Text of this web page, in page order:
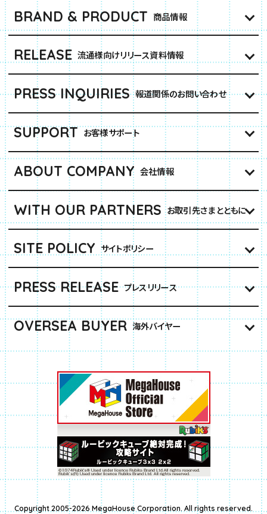
BRAND & PRODUCT 商品情報
RELEASE 流通様向けリリース資料情報
PRESS INQUIRIES 報道関係のお問い合わせ
SUPPORT お客様サポート
ABOUT COMPANY 会社情報
WITH OUR PARTNERS お取引先さまとともに
SITE POLICY サイトポリシー
PRESS RELEASE プレスリリース
OVERSEA BUYER 海外バイヤー
Copyright 2005-2026 MegaHouse Corporation. All rights reserved.